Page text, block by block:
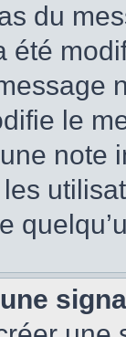
du
été
le
note